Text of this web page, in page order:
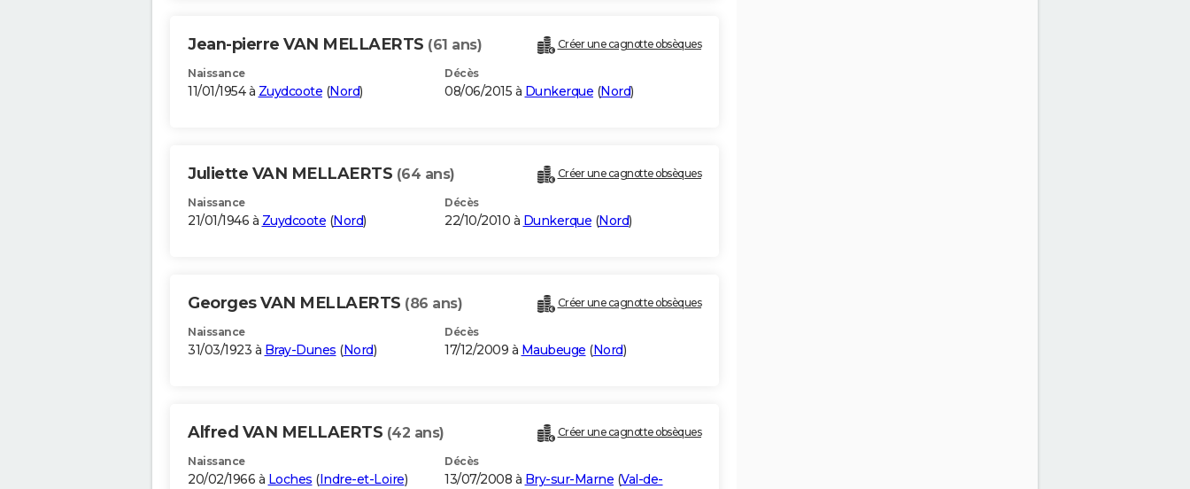
Jean-pierre VAN MELLAERTS (61 ans) Créer une cagnotte obsèques
Naissance
11/01/1954 à Zuydcoote (Nord)
Décès
08/06/2015 à Dunkerque (Nord)
Juliette VAN MELLAERTS (64 ans) Créer une cagnotte obsèques
Naissance
21/01/1946 à Zuydcoote (Nord)
Décès
22/10/2010 à Dunkerque (Nord)
Georges VAN MELLAERTS (86 ans) Créer une cagnotte obsèques
Naissance
31/03/1923 à Bray-Dunes (Nord)
Décès
17/12/2009 à Maubeuge (Nord)
Alfred VAN MELLAERTS (42 ans) Créer une cagnotte obsèques
Naissance
20/02/1966 à Loches (Indre-et-Loire)
Décès
13/07/2008 à Bry-sur-Marne (Val-de-